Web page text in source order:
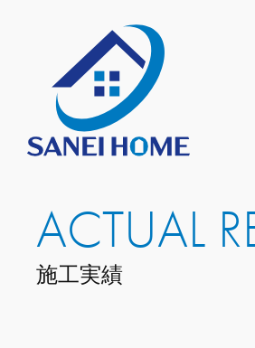
ACTUAL
施工実績